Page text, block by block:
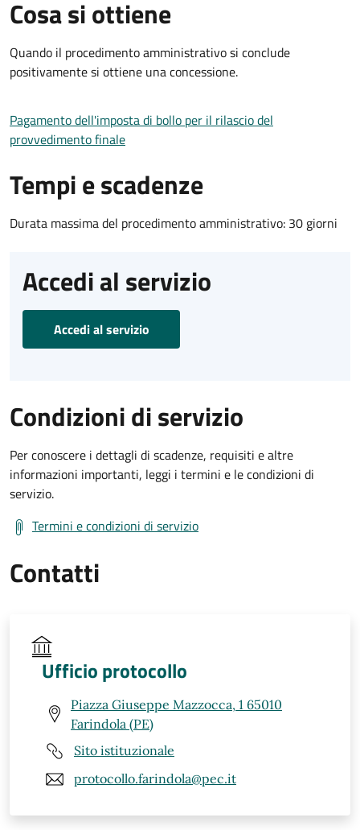
Cosa si ottiene
Quando il procedimento amministrativo si conclude
positivamente si ottiene una concessione.
Pagamento dell'imposta di bollo per il rilascio del
provvedimento finale
Tempi e scadenze
Durata massima del procedimento amministrativo: 30 giorni
Accedi al servizio
Accedi al servizio
Condizioni di servizio
Per conoscere i dettagli di scadenze, requisiti e altre
informazioni importanti, leggi i termini e le condizioni di
servizio.
Termini e condizioni di servizio
Contatti
Ufficio protocollo
Piazza Giuseppe Mazzocca, 1 65010
Farindola (PE)
Sito istituzionale
protocollo.farindola@pec.it